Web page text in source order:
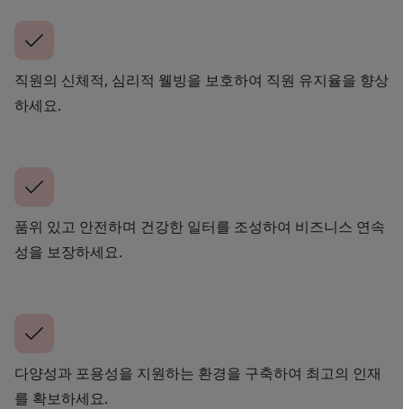
직원의 신체적, 심리적 웰빙을 보호하여 직원 유지율을 향상
하세요.
품위 있고 안전하며 건강한 일터를 조성하여 비즈니스 연속
성을 보장하세요.
다양성과 포용성을 지원하는 환경을 구축하여 최고의 인재
를 확보하세요.